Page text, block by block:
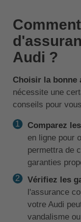
Audi ?
Choisir la bonne
nécessite une
conseils pour
Comparez
en ligne pour
permettra de
garanties
Vérifiez les
l'assurance
votre Audi
vandalisme